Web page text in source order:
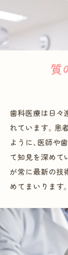
質
歯科医療は日々
れています。患
ように、医師や
て知見を深めて
が常に最新の技
めてまいります。